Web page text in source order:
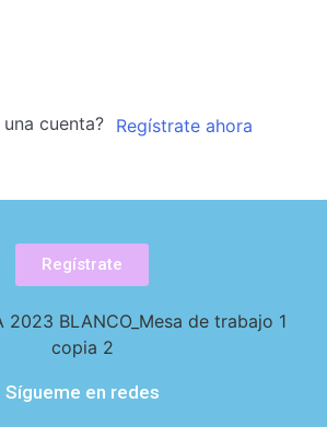
cuenta? Regístrate ahora
Regístrate
Sígueme en redes